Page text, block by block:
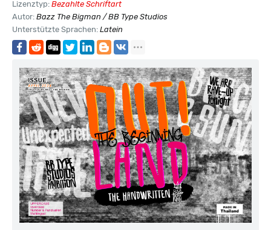
Lizenztyp: Bezahlte Schriftart
Autor: Bazz The Bigman / BB Type Studios
Unterstützte Sprachen: Latein